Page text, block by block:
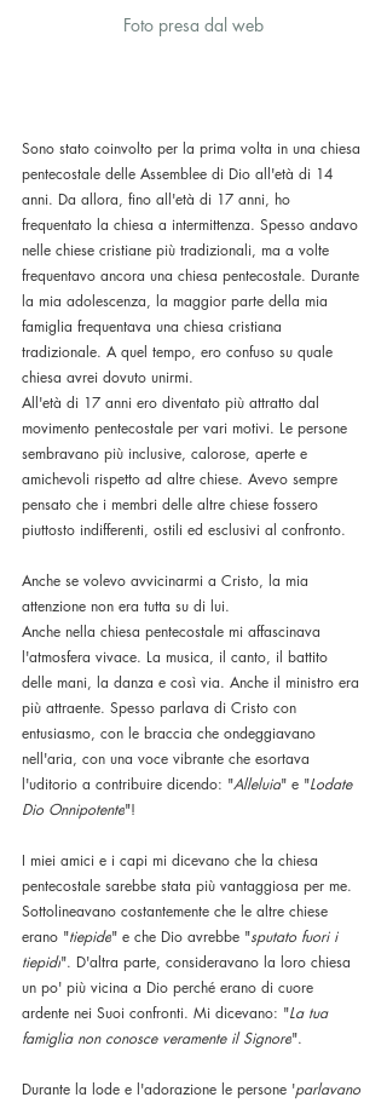
Foto presa dal web
Sono stato coinvolto per la prima volta in una chiesa
pentecostale delle Assemblee di Dio all'età di 14
anni. Da allora, fino all'età di 17 anni, ho
frequentato la chiesa a intermittenza. Spesso andavo
nelle chiese cristiane più tradizionali, ma a volte
frequentavo ancora una chiesa pentecostale. Durante
la mia adolescenza, la maggior parte della mia
famiglia frequentava una chiesa cristiana
tradizionale. A quel tempo, ero confuso su quale
chiesa avrei dovuto unirmi.
All'età di 17 anni ero diventato più attratto dal
movimento pentecostale per vari motivi. Le persone
sembravano più inclusive, calorose, aperte e
amichevoli rispetto ad altre chiese. Avevo sempre
pensato che i membri delle altre chiese fossero
piuttosto indifferenti, ostili ed esclusivi al confronto.
Anche se volevo avvicinarmi a Cristo, la mia
attenzione non era tutta su di lui.
Anche nella chiesa pentecostale mi affascinava
l'atmosfera vivace. La musica, il canto, il battito
delle mani, la danza e così via. Anche il ministro era
più attraente. Spesso parlava di Cristo con
entusiasmo, con le braccia che ondeggiavano
nell'aria, con una voce vibrante che esortava
l'uditorio a contribuire dicendo: "Alleluia" e "Lodate
Dio Onnipotente"!
I miei amici e i capi mi dicevano che la chiesa
pentecostale sarebbe stata più vantaggiosa per me.
Sottolineavano costantemente che le altre chiese
erano "tiepide" e che Dio avrebbe "sputato fuori i
tiepidi". D'altra parte, consideravano la loro chiesa
un po' più vicina a Dio perché erano di cuore
ardente nei Suoi confronti. Mi dicevano: "La tua
famiglia non conosce veramente il Signore".
Durante la lode e l'adorazione le persone 'parlavano